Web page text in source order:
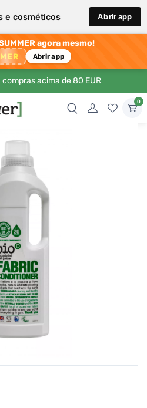
e cosméticos Abrir app
agora mesmo!
Abrir app
acima de 80 EUR
0